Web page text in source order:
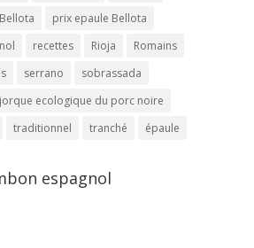
prix epaule Bellota
recettes Rioja
Romains
serrano
sobrassada
ecologique du porc noire
traditionnel tranché épaule
espagnol